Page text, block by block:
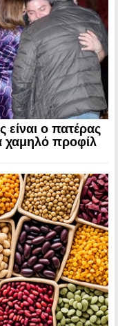
ο πατέρας
χαμηλό προφίλ